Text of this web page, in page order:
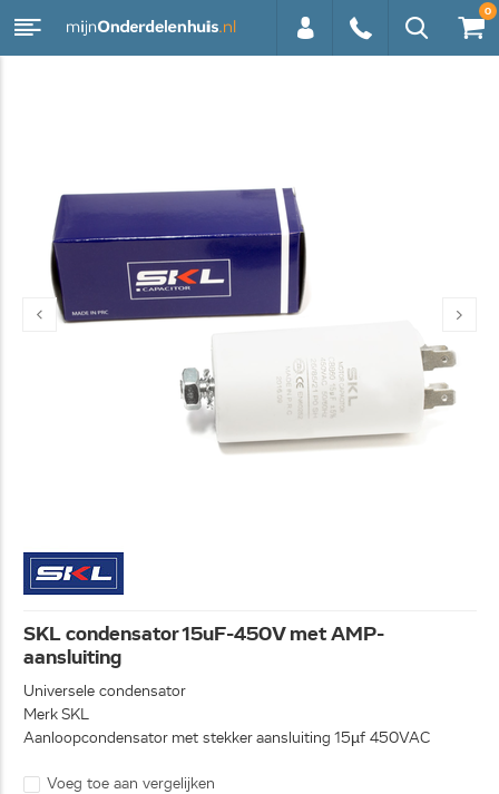
0
SKL condensator 15uF-450V met AMP-
aansluiting
Universele condensator
Merk SKL
Aanloopcondensator met stekker aansluiting 15µf 450VAC
Voeg toe aan vergelijken